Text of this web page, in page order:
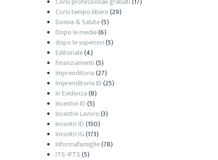
Corsi tempo libero(29)
Donna & Salute(5)
Dopo le medie(6)
dopo le superiori(5)
Editoriale(4)
Finanziamenti(5)
Imprenditoria(27)
Imprenditoria ID(25)
In Evidenza(8)
Incentivi ID(5)
Incentivi Lavoro(3)
Incontri ID(150)
Incontri IG(173)
Informafamiglie(78)
ITS-IFTS(5)